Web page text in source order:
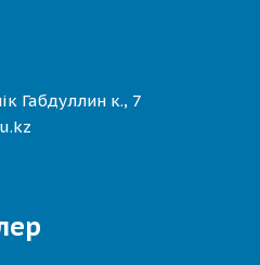
Габдуллин к., 7